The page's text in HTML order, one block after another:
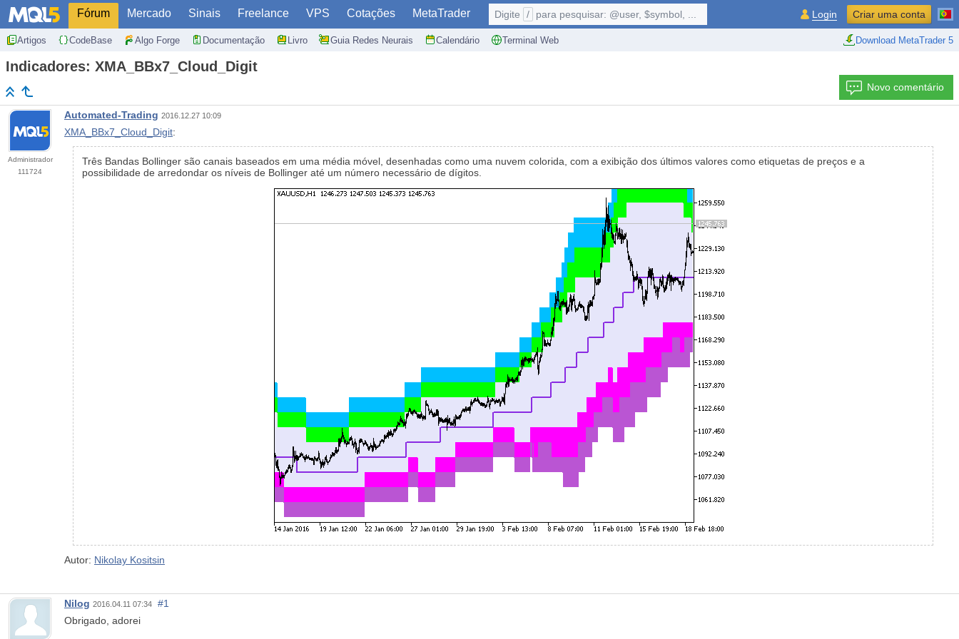
Fórum Mercado Sinais Freelance VPS Cotações MetaTrader
Artigos CodeBase Algo Forge Documentação Livro Guia Redes Neurais Calendário Terminal Web Download MetaTrader 5
Digite / para pesquisar: @user, $symbol, ... Login Criar uma conta
Indicadores: XMA_BBx7_Cloud_Digit
Novo comentário
Administrador
111724
Automated-Trading 2016.12.27 10:09
XMA_BBx7_Cloud_Digit:
Três Bandas Bollinger são canais baseados em uma média móvel, desenhadas como uma nuvem colorida, com a exibição dos últimos valores como etiquetas de preços e a
possibilidade de arredondar os níveis de Bollinger até um número necessário de dígitos.
Autor: Nikolay Kositsin
Nilog 2016.04.11 07:34
#1
Obrigado, adorei